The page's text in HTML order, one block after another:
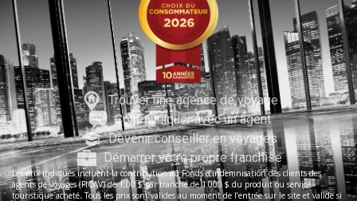
Trouver une agence de voyage
Communiquer avec un agent
Devenir conseiller en voyages
Démarrer votre propre franchise
Les prix indiqués incluent la contribution au Fonds d’indemnisation des clients des
agents de voyages (FICAV) de 1,00 $ par tranche de 1 000 $ du produit ou service
touristique acheté. Tous les prix sont valides au moment de l’entrée sur le site et valide si